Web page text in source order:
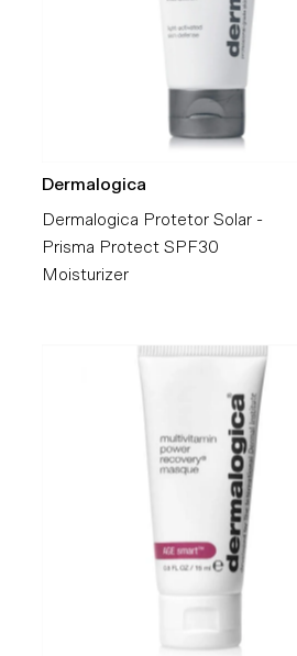
Dermalogica
Dermalogica Protetor Solar -
Prisma Protect SPF30
Moisturizer